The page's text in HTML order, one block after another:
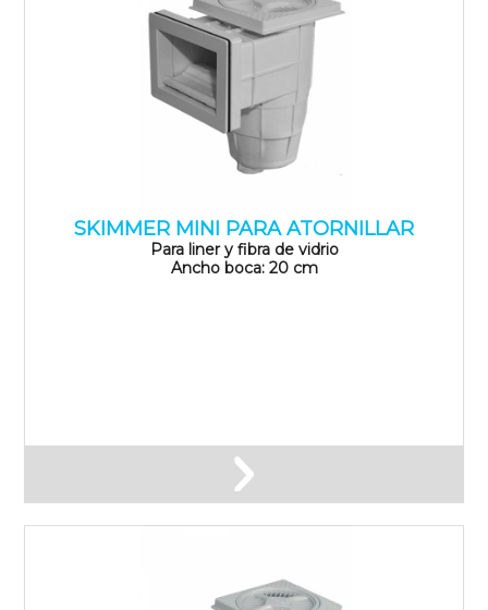
SKIMMER MINI PARA ATORNILLAR
Para liner y fibra de vidrio
Ancho boca: 20 cm